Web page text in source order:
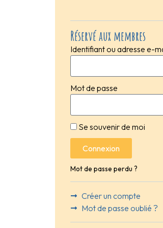
Réservé aux membres
Identifiant ou adresse e-
Mot de passe
Se souvenir de moi
Connexion
Mot de passe perdu ?
Créer un compte
Mot de passe oublié ?